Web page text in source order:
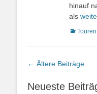
hinauf
als
Beitrags-
← Ältere Beiträge
Neueste